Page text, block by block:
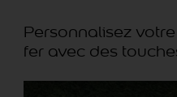
Personnalisez
fer avec des